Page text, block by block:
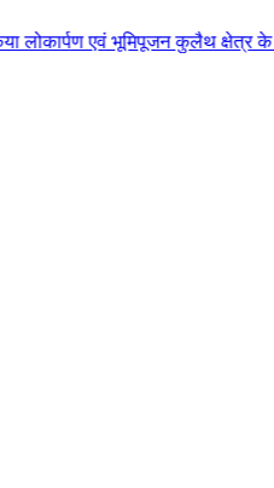
कुलैथ क्षेत्र के विकास के लिये की